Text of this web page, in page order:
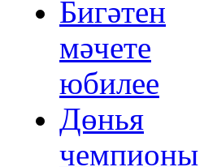
Бигәтен
мәчете
юбилее
Дөнья
чемпионы